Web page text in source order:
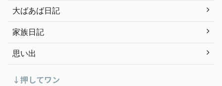
大ばあば日記
家族日記
思い出
↓押してワン